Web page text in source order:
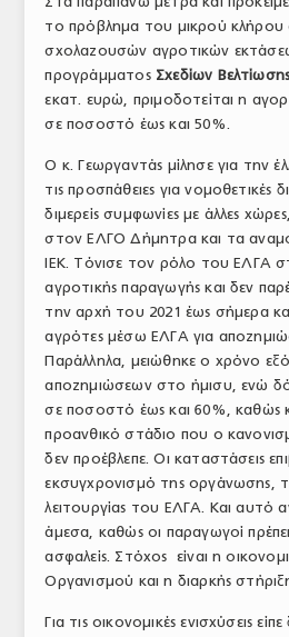
το πρόβλημα του μικρού κλήρου
σχολαζουσών αγροτικών
προγράμματος Σχεδίων
εκατ. ευρώ, πριμοδοτείται η
σε ποσοστό έως και 50%.
Ο κ. Γεωργαντάς μίλησε για την
τις προσπάθειες για νομοθετικές
διμερείς συμφωνίες με άλλες
στον ΕΛΓΟ Δήμητρα και τα
ΙΕΚ. Τόνισε τον ρόλο του ΕΛΓΑ
αγροτικής παραγωγής και δεν
την αρχή του 2021 έως σήμερα
αγρότες μέσω ΕΛΓΑ για
Παράλληλα, μειώθηκε ο χρόνο
αποζημιώσεων στο ήμισυ, ενώ
σε ποσοστό έως και 60%, καθώς
προανθικό στάδιο που ο
δεν προέβλεπε. Οι καταστάσεις
εκσυγχρονισμό της οργάνωσης,
λειτουργίας του ΕΛΓΑ. Και αυτό
άμεσα, καθώς οι παραγωγοί
ασφαλείς. Στόχος είναι η
Οργανισμού και η διαρκής
Για τις οικονομικές ενισχύσεις είπε